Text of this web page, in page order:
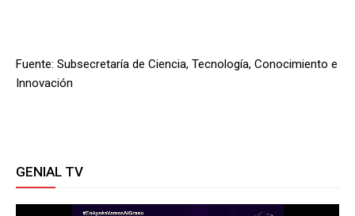
Fuente: Subsecretaría de Ciencia, Tecnología, Conocimiento e
Innovación
GENIAL TV